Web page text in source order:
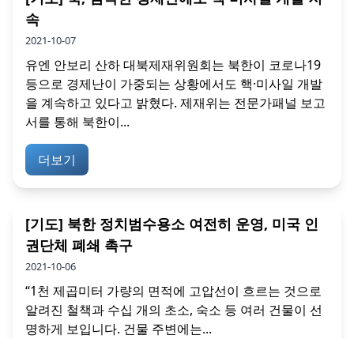
속
2021-10-07
유엔 안보리 산하 대북제재위원회는 북한이 코로나19
등으로 경제난이 가중되는 상황에서도 핵·미사일 개발
을 계속하고 있다고 밝혔다. 제재위는 전문가패널 보고
서를 통해 북한이...
더보기
[기도] 북한 정치범수용소 여전히 운영, 미국 인
권단체 폐쇄 촉구
2021-10-06
“1천 제곱미터 가량의 면적에 고압선이 흐르는 것으로
알려진 철책과 수십 개의 초소, 숙소 등 여러 건물이 선
명하게 보입니다. 건물 주변에는...